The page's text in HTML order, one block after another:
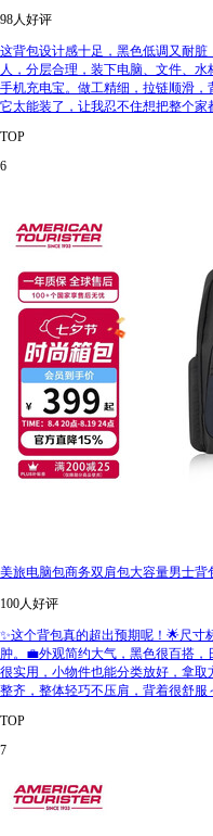
98人好评
这背包设计感十足，黑色低调又耐
人，分层合理，装下电脑、文件、
手机充电宝。做工精细，拉链顺滑，
它太能装了，让我忍不住想把整个家
TOP
6
美旅电脑包商务双肩包大容量男士
100人好评
✨这个背包真的超出预期呢！🌟尺
肿。💼外观简约大气，黑色很百搭
很实用，小物件也能分类放好，拿
整齐，整体轻巧不压肩，背着很舒服
TOP
7